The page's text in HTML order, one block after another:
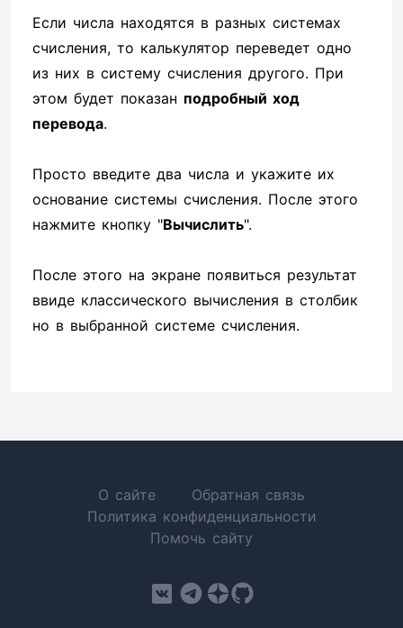
Если числа находятся в разных системах
счисления, то калькулятор переведет одно
из них в систему счисления другого. При
этом будет показан подробный ход
перевода.
Просто введите два числа и укажите их
основание системы счисления. После этого
нажмите кнопку "Вычислить".
После этого на экране появиться результат
ввиде классического вычисления в столбик
но в выбранной системе счисления.
О сайте
Обратная связь
Политика конфиденциальности
Помочь сайту